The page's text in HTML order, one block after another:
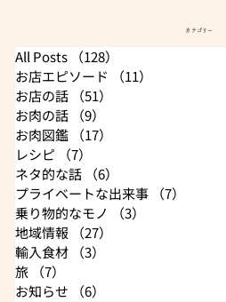
カテゴリー
All Posts （128）
お店エピソード
（11）
お店の話
（51）
お肉の話
（9）
お肉図鑑
（17）
レシピ
（7）
ネタ的な話
（6）
プライベートな出来事
（7）
乗り物的なモノ
（3）
地域情報
（27）
輸入食材
（3）
旅
（7）
お知らせ
（6）